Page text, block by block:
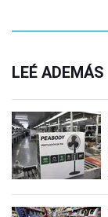
LEÉ ADEMÁS